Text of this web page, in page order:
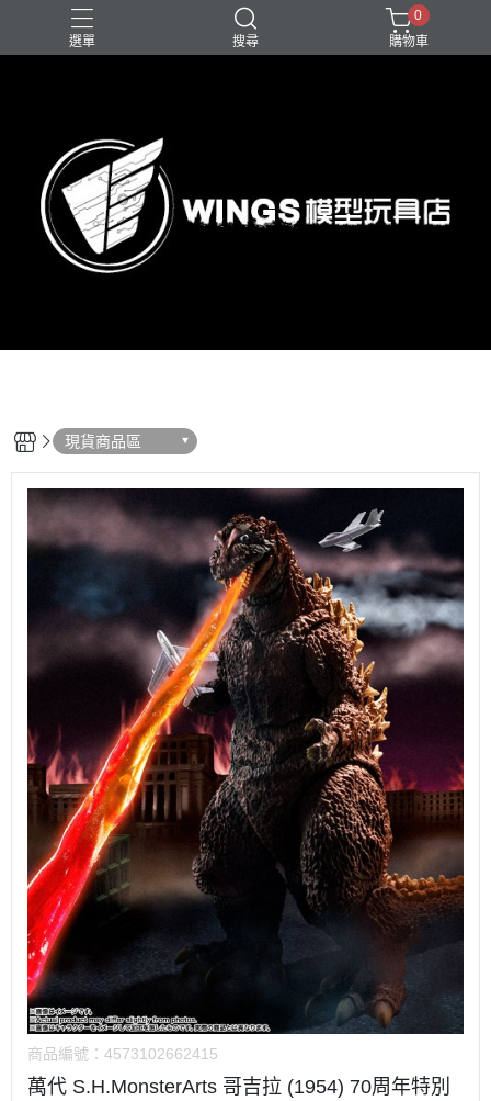
選單 搜尋
0
購物車
現貨商品區
商品編號： 4573102662415
萬代 S.H.MonsterArts 哥吉拉 (1954) 70周年特別